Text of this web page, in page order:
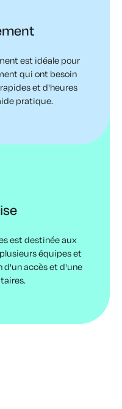
est idéale pour
qui ont besoin
et d'heures
pratique.
est destinée aux
équipes et
d'un accès et d'une